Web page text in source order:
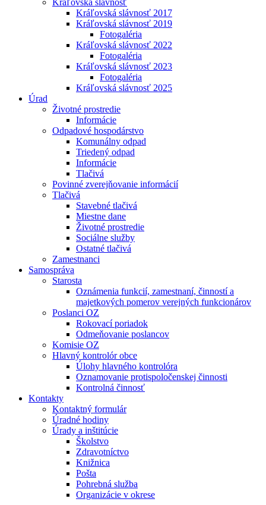
Kráľovská slávnosť
Kráľovská slávnosť 2017
Kráľovská slávnosť 2019
Fotogaléria
Kráľovská slávnosť 2022
Fotogaléria
Kráľovská slávnosť 2023
Fotogaléria
Kráľovská slávnosť 2025
Úrad
Životné prostredie
Informácie
Odpadové hospodárstvo
Komunálny odpad
Triedený odpad
Informácie
Tlačivá
Povinné zverejňovanie informácií
Tlačivá
Stavebné tlačivá
Miestne dane
Životné prostredie
Sociálne služby
Ostatné tlačivá
Zamestnanci
Samospráva
Starosta
Oznámenia funkcií, zamestnaní, činností a
majetkových pomerov verejných funkcionárov
Poslanci OZ
Rokovací poriadok
Odmeňovanie poslancov
Komisie OZ
Hlavný kontrolór obce
Úlohy hlavného kontrolóra
Oznamovanie protispoločenskej činnosti
Kontrolná činnosť
Kontakty
Kontaktný formulár
Úradné hodiny
Úrady a inštitúcie
Školstvo
Zdravotníctvo
Knižnica
Pošta
Pohrebná služba
Organizácie v okrese